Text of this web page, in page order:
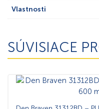
Vlastnosti
SÚVISIACE